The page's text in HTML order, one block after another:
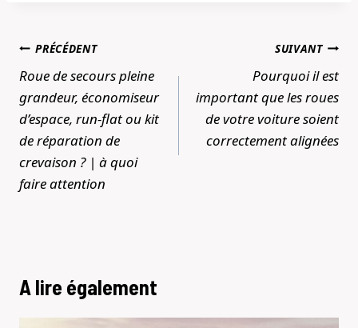
Navigation
de
l’article
PRÉCÉDENT
Roue de secours pleine
grandeur, économiseur
d’espace, run-flat ou kit
de réparation de
crevaison ? | à quoi
faire attention
SUIVANT
Pourquoi il est
important que les roues
de votre voiture soient
correctement alignées
A lire également